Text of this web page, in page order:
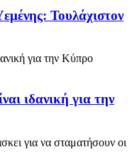
Τουλάχιστον
ιδανική για την